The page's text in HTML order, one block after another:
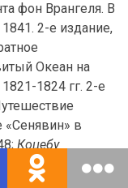
фон Врангеля. В
2-е издание,
Океан на
1824 гг. 2-е
в
Коцебу
в 1823-1826
Очерк